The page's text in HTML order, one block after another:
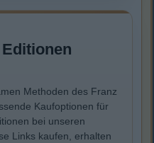
Methoden des Franz
Kaufoptionen für
bei unseren
Links kaufen, erhalten